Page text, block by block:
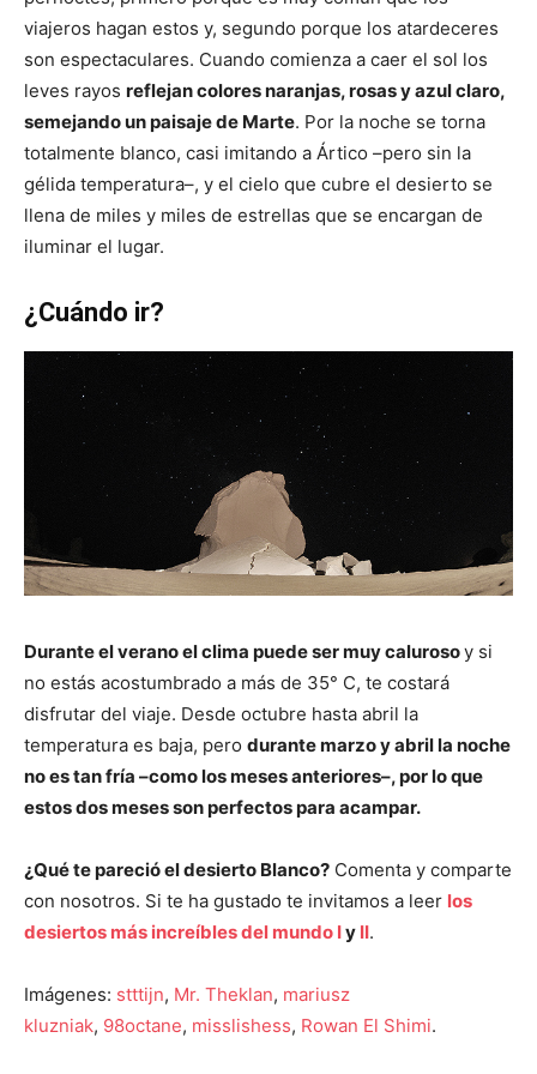
viajeros hagan estos y, segundo porque los atardeceres
son espectaculares. Cuando comienza a caer el sol los
leves rayos reflejan colores naranjas, rosas y azul claro,
semejando un paisaje de Marte. Por la noche se torna
totalmente blanco, casi imitando a Ártico –pero sin la
gélida temperatura–, y el cielo que cubre el desierto se
llena de miles y miles de estrellas que se encargan de
iluminar el lugar.
¿Cuándo ir?
Durante el verano el clima puede ser muy calurosoy si
no estás acostumbrado a más de 35° C, te costará
disfrutar del viaje. Desde octubre hasta abril la
temperatura es baja, pero durante marzo y abril la noche
no es tan fría –como los meses anteriores–, por lo que
estos dos meses son perfectos para acampar.
¿Qué te pareció el desierto Blanco? Comenta y comparte
con nosotros. Si te ha gustado te invitamos a leer los
desiertos más increíbles del mundo Iy II.
Imágenes: stttijn, Mr. Theklan, mariusz
kluzniak, 98octane, misslishess, Rowan El Shimi.